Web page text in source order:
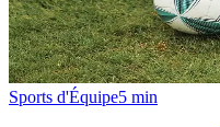
Sports d'Équipe5 min